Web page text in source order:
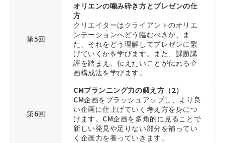
第5回
オリエンの噛み砕き方とプレゼンの仕
方
クリエイターはクライアントのオリエ
ンテーションへどう臨むべきか、ま
た、それをどう理解してプレゼンに繋
げていくかを学びます。また、課題講
評を踏まえ、伝えたいことが伝わる企
画構成法を学びます。
第6回
CMプランニング力の鍛え方（2）
CM企画をブラッシュアップし、より良
い企画に仕上げていく考え方を身につ
けます。CM企画を多角的に見ることで
新しい発見や足りない部分を補ってい
く企画力を養っていきます。